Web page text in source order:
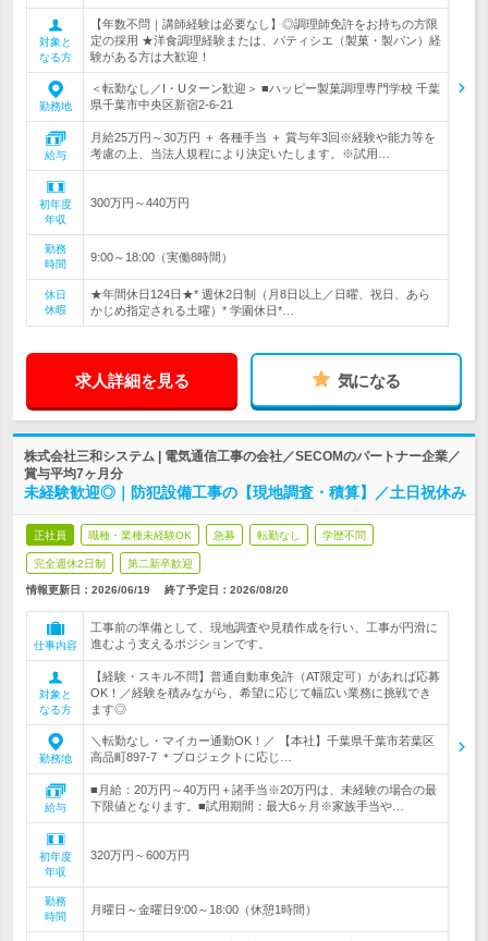
対象と
なる方
【年数不問｜講師経験は必要なし】◎調理師免許をお持ちの方限
定の採用 ★洋食調理経験または、パティシエ（製菓・製パン）経
験がある方は大歓迎！
勤務地
＜転勤なし／I・Uターン歓迎＞ ■ハッピー製菓調理専門学校 千葉
県千葉市中央区新宿2-6-21
給与
月給25万円～30万円 ＋ 各種手当 ＋ 賞与年3回※経験や能力等を
考慮の上、当法人規程により決定いたします。※試用…
初年度
年収
300万円～440万円
勤務
時間
9:00～18:00（実働8時間）
休日
休暇
★年間休日124日★* 週休2日制（月8日以上／日曜、祝日、あら
かじめ指定される土曜）* 学園休日*…
求人詳細を見る 気になる
株式会社三和システム | 電気通信工事の会社／SECOMのパートナー企業／
賞与平均7ヶ月分
未経験歓迎◎｜防犯設備工事の【現地調査・積算】／土日祝休み
正社員 職種・業種未経験OK 急募 転勤なし 学歴不問
完全週休2日制 第二新卒歓迎
情報更新日：2026/06/19 終了予定日： 2026/08/20
仕事内容
工事前の準備として、現地調査や見積作成を行い、工事が円滑に
進むよう支えるポジションです。
対象と
なる方
【経験・スキル不問】普通自動車免許（AT限定可）があれば応募
OK！／経験を積みながら、希望に応じて幅広い業務に挑戦でき
ます◎
勤務地
＼転勤なし・マイカー通勤OK！／ 【本社】千葉県千葉市若葉区
高品町897-7 ＊プロジェクトに応じ…
給与
■月給：20万円～40万円＋諸手当※20万円は、未経験の場合の最
下限値となります。■試用期間：最大6ヶ月※家族手当や…
初年度
年収
320万円～600万円
勤務
時間
月曜日～金曜日9:00～18:00（休憩1時間）